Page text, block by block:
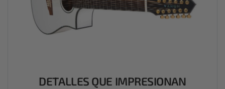
DETALLES QUE IMPRESIONAN